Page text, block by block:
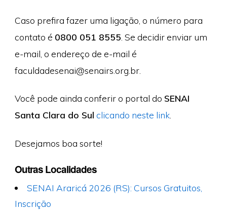
Caso prefira fazer uma ligação, o número para
contato é 0800 051 8555 . Se decidir enviar um
e-mail, o endereço de e-mail é
faculdadesenai@senairs.org.br.
Você pode ainda conferir o portal do SENAI
Santa Clara do Sul clicando neste link.
Desejamos boa sorte!
Outras Localidades
SENAI Araricá 2026 (RS): Cursos Gratuitos,
Inscrição